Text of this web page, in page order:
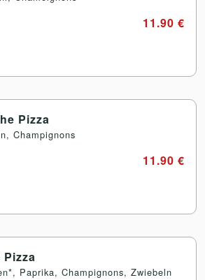
11.90 €
Pizza
Champignons
11.90 €
Paprika, Champignons, Zwiebeln